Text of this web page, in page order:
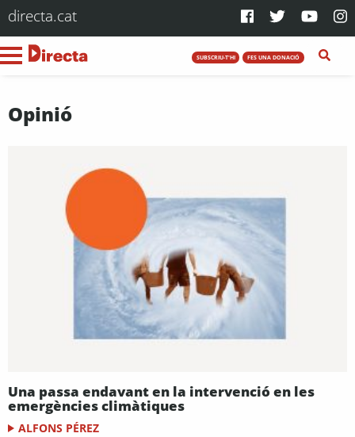
directa.cat
SUBSCRIU-T'HI FES UNA DONACIÓ
Opinió
Una passa endavant en la intervenció en les
emergències climàtiques
ALFONS PÉREZ